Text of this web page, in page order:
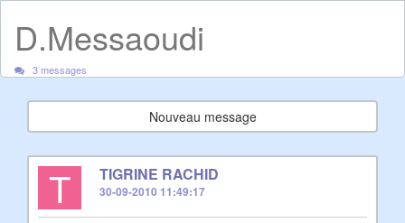
D.Messaoudi
3 messages
Nouveau message
T TIGRINE RACHID
30-09-2010 11:49:17